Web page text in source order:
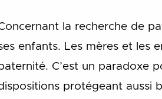
la recherche de
enfants. Les mères et les
C’est un paradoxe
protégeant aussi